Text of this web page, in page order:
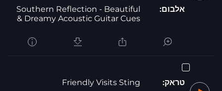
אלבום:
Southern Reflection - Beautiful
& Dreamy Acoustic Guitar Cues
טראק:
Friendly Visits Sting